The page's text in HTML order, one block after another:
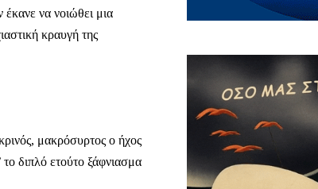
έκανε να νοιώθει μια
κραυγή της
μακρόσυρτος ο ήχος
διπλό ετούτο ξάφνιασμα